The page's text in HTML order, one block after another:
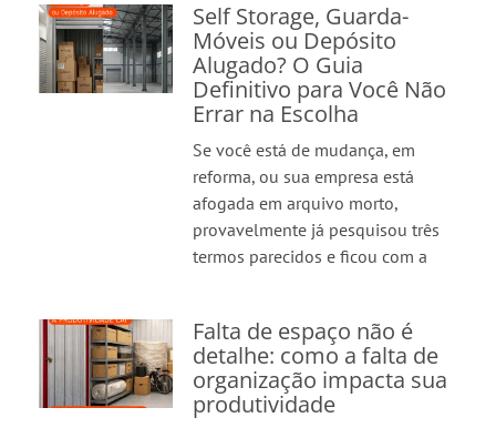
Self Storage, Guarda-
Móveis ou Depósito
Alugado? O Guia
Definitivo para Você Não
Errar na Escolha
Se você está de mudança, em
reforma, ou sua empresa está
afogada em arquivo morto,
provavelmente já pesquisou três
termos parecidos e ficou com a
Falta de espaço não é
detalhe: como a falta de
organização impacta sua
produtividade